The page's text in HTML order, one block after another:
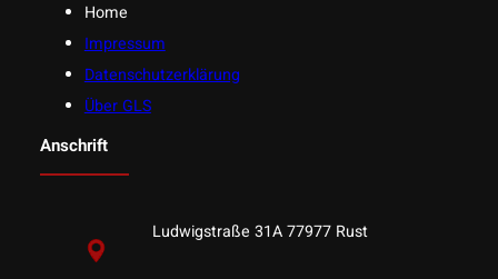
Home
Impressum
Datenschutzerklärung
Über GLS
Anschrift
Ludwigstraße 31A 77977 Rust